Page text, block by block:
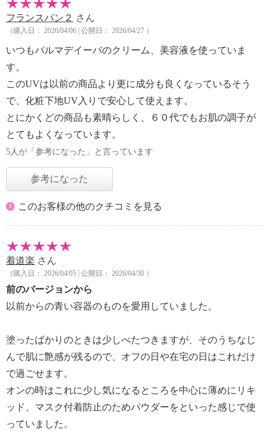
フランスパン２ さん
（購入日： 2026/04/06 | 公開日： 2026/04/27 ）
いつもパルマデイーバのクリーム、美容液を使っていま
す。
このUVは以前の商品より更に成分も良くなっているそう
で、化粧下地UV入りで安心して使えます。
とにかくどの商品も素晴らしく、６０代でもお肌の調子が
とてもよくなっています。
5人が「参考になった」と言っています
参考になった
このお客様の他のクチコミを見る
着道楽 さん
（購入日： 2026/04/05 | 公開日： 2026/04/30 ）
前のバージョンから
以前からの青い容器のものを愛用していました。
塗ったばかりのときは少しべたつきますが、そのうちなじ
んで肌に艶感が残るので、オフの日や在宅の日はこれだけ
で過ごせます。
オンの時はこれに少し気になるところを中心に薄めにリキ
ッド、マスク付着防止のためパウダーをといった感じで使
っていました。